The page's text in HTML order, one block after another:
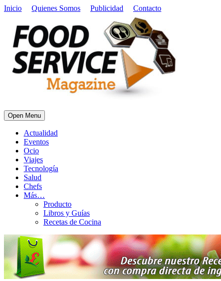
Inicio Quienes Somos Publicidad Contacto
Open Menu
Actualidad
Eventos
Ocio
Viajes
Tecnología
Salud
Chefs
Más…
Producto
Libros y Guías
Recetas de Cocina